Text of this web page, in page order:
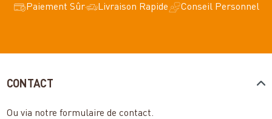
Paiement Sûr Livraison Rapide Conseil Personnel
CONTACT
Ou via notreformulaire de contact.